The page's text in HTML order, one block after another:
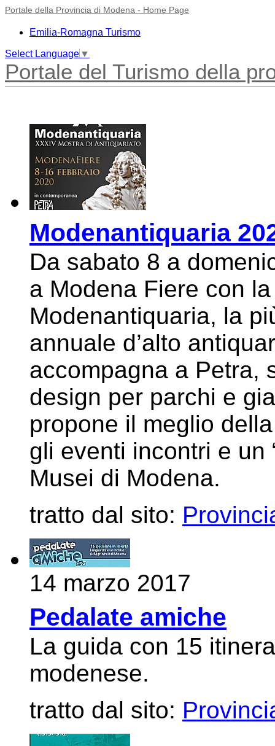
Portale della Provincia di Modena - Home Page
Emilia-Romagna Turismo
Select Language ▼
Portale del Turismo della
Modenantiquaria
Da sabato 8 a
a Modena Fiere con
Modenantiquaria, la
annuale d’alto
accompagna a Petra,
design per parchi e
propone il meglio
gli eventi incontri e un
Musei di Modena.
tratto dal sito:
14 marzo 2017
Pedalate amiche
La guida con 15
modenese.
tratto dal sito: